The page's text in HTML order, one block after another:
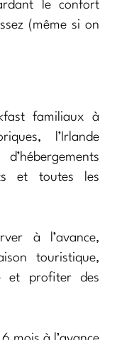
le confort
(même si on
familiaux à
l’Irlande
et toutes les
à l’avance,
touristique,
et profiter des